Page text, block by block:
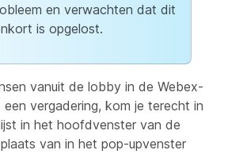
en verwachten dat dit
is opgelost.
vanuit de lobby in de Webex-
vergadering, kom je terecht in
in het hoofdvenster van de
van in het pop-upvenster